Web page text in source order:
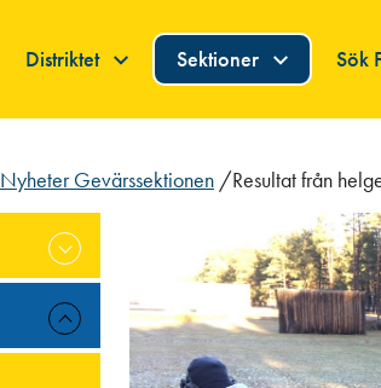
Distriktet Sektioner Sök
Nyheter Gevärssektionen /Resultat från